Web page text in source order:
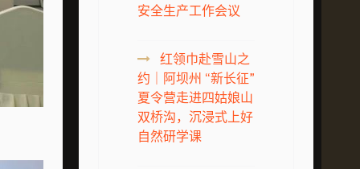
安全生产工作会议
红领巾赴雪山之
约｜阿坝州 “新长征”
夏令营走进四姑娘山
双桥沟，沉浸式上好
自然研学课